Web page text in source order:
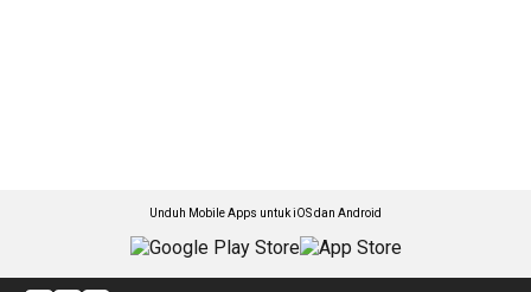
Unduh Mobile Apps untuk iOS dan Android